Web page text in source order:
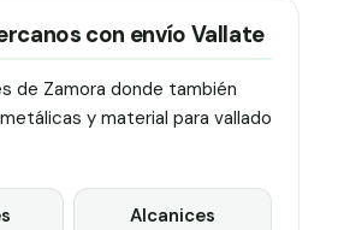
con envío Vallate
de Zamora donde también
y material para vallado
Alcanices